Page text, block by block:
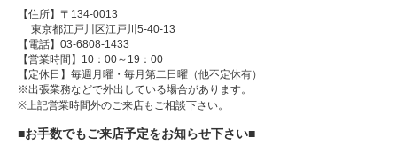
【住所】〒134-0013
東京都江戸川区江戸川5-40-13
【電話】03-6808-1433
【営業時間】10：00～19：00
【定休日】毎週月曜・毎月第二日曜（他不定休有）
※出張業務などで外出している場合があります。
※上記営業時間外のご来店もご相談下さい。
■お手数でもご来店予定をお知らせ下さい■